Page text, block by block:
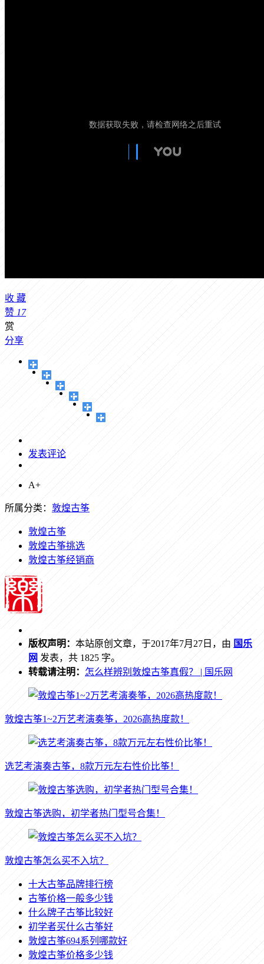
收 藏
赞 17
赏
分享
发表评论
A+
所属分类： 敦煌古筝
敦煌古筝
敦煌古筝挑选
敦煌古筝经销商
版权声明： 本站原创文章，于2017年7月27日，由 国乐
网 发表，共 1825 字。
转载请注明： 怎么样辨别敦煌古筝真假？ | 国乐网
敦煌古筝1~2万艺考演奏筝，2026高热度款！
选艺考演奏古筝，8款万元左右性价比筝！
敦煌古筝选购，初学者热门型号合集！
敦煌古筝怎么买不入坑？
十大古筝品牌排行榜
古筝价格一般多少钱
什么牌子古筝比较好
初学者买什么古筝好
敦煌古筝694系列哪款好
敦煌古筝价格多少钱